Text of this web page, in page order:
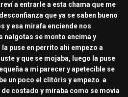
a entrarle a esta chama que me
que ya se saben bueno
y esa mirafa enciende nos
nalgotas se monto encima y
puse en perrito ahi empezo a
y que se mojaba, luego la puse
a mi parecer y apetecible se
un poco el clitóris y empezo a
costado y miraba como se movia